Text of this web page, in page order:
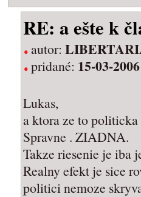
RE: a ešte k
autor:
pridané: 15-03-
Lukas,
a ktora ze to
Spravne . ZIADNA.
Takze riesenie je iba
Realny efekt je sice
politici nemoze